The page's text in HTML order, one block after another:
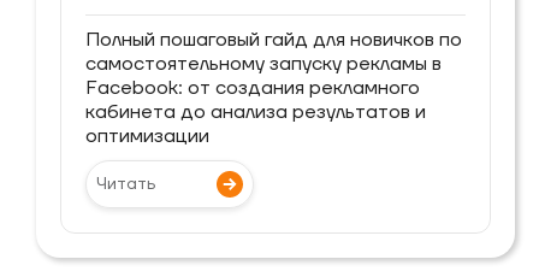
Полный пошаговый гайд для новичков по
самостоятельному запуску рекламы в
Facebook: от создания рекламного
кабинета до анализа результатов и
оптимизации
Читать